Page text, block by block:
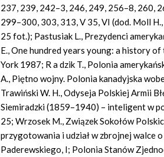
237, 239, 242–3, 246, 249, 256–8, 260,
299–300, 303, 313, V 35, VI (dod. Moll
25 fot.); Pastusiak L., Prezydenci
E., One hundred years young: a history
York 1987; R a dzik T., Polonia
A., Piętno wojny. Polonia kanadyjska
Trawiński W. H., Odyseja Polskiej Armii
Siemiradzki (1859–1940) – inteligent w
25; Wrzosek M., Związek Sokołów
przygotowania i udział w zbrojnej walce
Paderewskiego, I; Polonia Stanów